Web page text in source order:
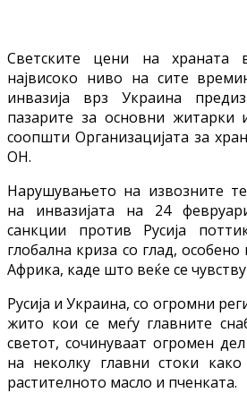
Светските цени на храната
највисоко ниво на сите
инвазија врз Украина
пазарите за основни житарки
соопшти Организацијата за
ОН.
Нарушувањето на извозните
на инвазијата на 24
санкции против Русија
глобална криза со глад,
Африка, каде што веќе се
Русија и Украина, со огромни
жито кои се меѓу главните
светот, сочинуваат огромен
на неколку главни стоки
растителното масло и пченката.